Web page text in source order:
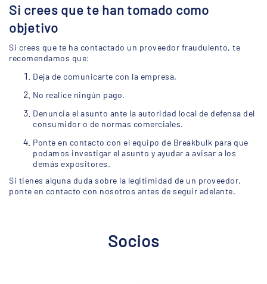
Si crees que te han tomado como
objetivo
Si crees que te ha contactado un proveedor fraudulento, te
recomendamos que:
Deja de comunicarte con la empresa.
No realice ningún pago.
Denuncia el asunto ante la autoridad local de defensa del
consumidor o de normas comerciales.
Ponte en contacto con el equipo de Breakbulk para que
podamos investigar el asunto y ayudar a avisar a los
demás expositores.
Si tienes alguna duda sobre la legitimidad de un proveedor,
ponte en contacto con nosotros antes de seguir adelante.
Socios